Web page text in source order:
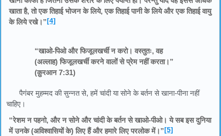
खाता है, तो एक तिहाई भोजन के लिये, एक तिहाई पानी के लिये और एक तिहाई वायु
के लिये रखे।”[4]
“खाओ-पिओ और फिजूलखर्ची न करो। वस्तुतः, वह
(अल्लाह) फिजूलखर्ची करने वालों से प्रेम नहीं करता।”
(क़ुरआन 7:31)
पैगंबर मुहम्मद की सुन्नत से, हमें चांदी या सोने के बर्तन से खाना-पीना नहीं
चाहिए।
“रेशम न पहनो, और न सोने और चांदी के बर्तन से खाओ-पीओ। ये सब इस दुनिया
में उनके (अविश्वासियों के) लिए हैं और हमारे लिए परलोक में।”[5]